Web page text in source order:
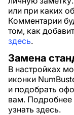
или при каких
Комментарии
том, как
здесь.
Замена
В настройках
иконки
и подобрать
вам. Подробнее
узнать здесь.